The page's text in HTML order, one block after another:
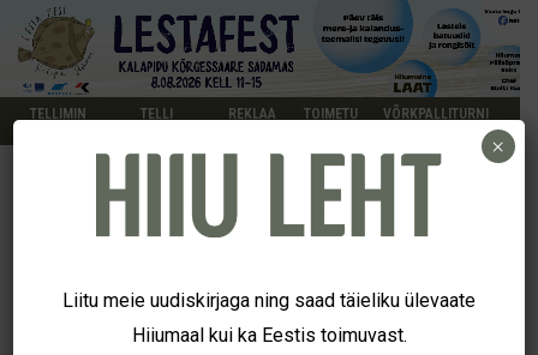
TELLIMIN
TELLI
REKLAA
TOIMETU
VÕRKPALLITURNI
ESIKÜMNES | Anni Kingsepp
Liitu meie uudiskirjaga ning saad täieliku ülevaate
Hiiumaal kui ka Eestis toimuvast.
×